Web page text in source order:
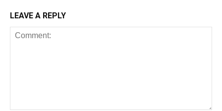
LEAVE A REPLY